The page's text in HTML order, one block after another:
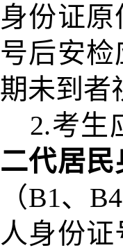
身份证
号后安
期未到者
2.考生
二代居民
（B1、
人身份